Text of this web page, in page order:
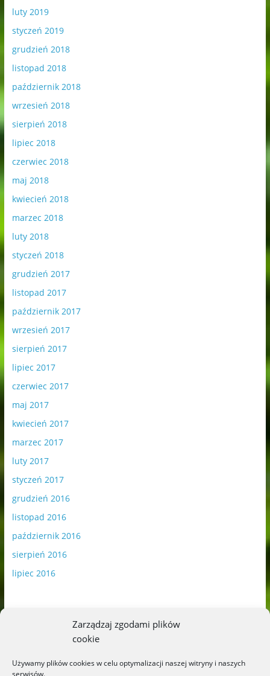
Zarządzaj zgodami plików
cookie
Używamy plików cookies w celu optymalizacji naszej witryny i naszych
serwisów.
luty 2019
styczeń 2019
grudzień 2018
listopad 2018
październik 2018
wrzesień 2018
sierpień 2018
lipiec 2018
czerwiec 2018
maj 2018
kwiecień 2018
marzec 2018
luty 2018
styczeń 2018
grudzień 2017
listopad 2017
październik 2017
wrzesień 2017
sierpień 2017
lipiec 2017
czerwiec 2017
maj 2017
kwiecień 2017
marzec 2017
luty 2017
styczeń 2017
grudzień 2016
listopad 2016
październik 2016
sierpień 2016
lipiec 2016